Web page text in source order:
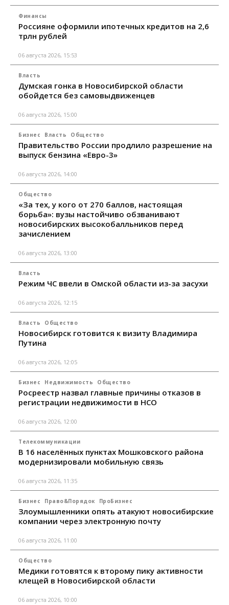
Финансы
Россияне оформили ипотечных кредитов на 2,6
трлн рублей
06 августа 2026, 15:53
Власть
Думская гонка в Новосибирской области
обойдется без самовыдвиженцев
06 августа 2026, 15:00
Бизнес Власть Общество
Правительство России продлило разрешение на
выпуск бензина «Евро-3»
06 августа 2026, 14:00
Общество
«За тех, у кого от 270 баллов, настоящая
борьба»: вузы настойчиво обзванивают
новосибирских высокобалльников перед
зачислением
06 августа 2026, 13:00
Власть
Режим ЧС ввели в Омской области из-за засухи
06 августа 2026, 12:15
Власть Общество
Новосибирск готовится к визиту Владимира
Путина
06 августа 2026, 12:05
Бизнес Недвижимость Общество
Росреестр назвал главные причины отказов в
регистрации недвижимости в НСО
06 августа 2026, 12:00
Телекоммуникации
В 16 населённых пунктах Мошковского района
модернизировали мобильную связь
06 августа 2026, 11:35
Бизнес Право&Порядок ПроБизнес
Злоумышленники опять атакуют новосибирские
компании через электронную почту
06 августа 2026, 11:00
Общество
Медики готовятся к второму пику активности
клещей в Новосибирской области
06 августа 2026, 10:00